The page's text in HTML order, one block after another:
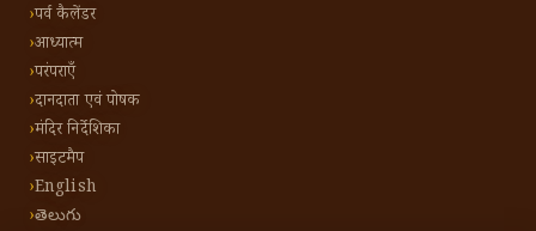
पर्व कैलेंडर
आध्यात्म
परंपराएँ
दानदाता एवं पोषक
मंदिर निर्देशिका
साइटमैप
English
తెలుగు